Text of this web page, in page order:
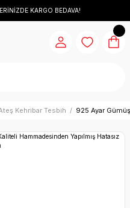
KARGO BEDAVA!
Kehribar Tesbih 925 Ayar